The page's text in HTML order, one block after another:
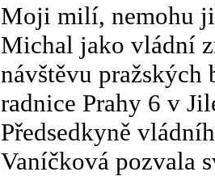
Moji milí, nemohu
Michal jako vládní
návštěvu pražských
radnice Prahy 6 v
Předsedkyně
Vaníčková pozvala